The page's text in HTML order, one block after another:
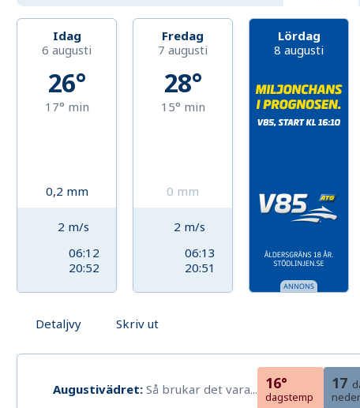
Idag
6 augusti
26°
17° min
0,2 mm
2 m/s
06:12
20:52
Fredag
7 augusti
28°
15° min
0 mm
2 m/s
06:13
20:51
Lördag
8 augusti
Detaljvy Skriv ut
Augustivädret: Så brukar det vara... 16°
dagstemp
17